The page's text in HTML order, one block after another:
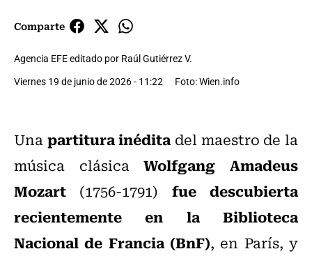
Comparte
Agencia EFE editado por Raúl Gutiérrez V.
Viernes 19 de junio de 2026 - 11:22
Foto: Wien.info
Unapartitura inédita del maestro de la
música clásicaWolfgang Amadeus
Mozart (1756-1791) fue descubierta
recientemente en la Biblioteca
Nacional de Francia (BnF), en París, y